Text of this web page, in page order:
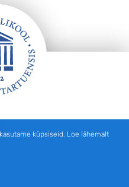
kaardil
küpsiseid. Loe lähemalt